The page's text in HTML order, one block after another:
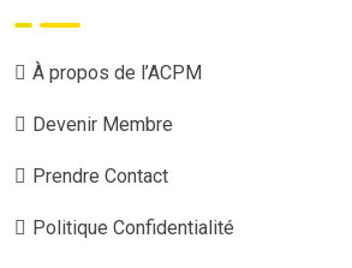
À propos de l’ACPM
Devenir Membre
Prendre Contact
Politique Confidentialité